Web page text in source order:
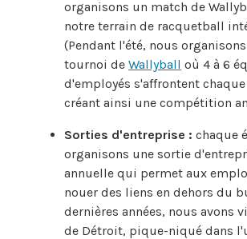
organisons un match de
notre terrain de racquetball
(Pendant l'été, nous
tournoi de Wallyball où 4 à 6
d'employés s'affrontent
créant ainsi une compétition
Sorties d'entreprise : chaque
organisons une sortie
annuelle qui permet aux
nouer des liens en dehors du
dernières années, nous avons
de Détroit, pique-niqué dans